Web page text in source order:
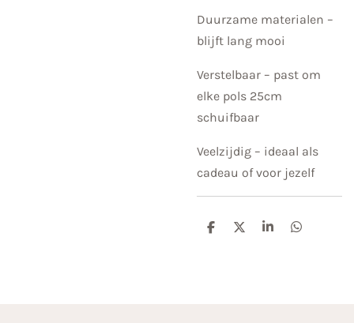
Duurzame materialen –
blijft lang mooi
Verstelbaar – past om
elke pols 25cm
schuifbaar
Veelzijdig – ideaal als
cadeau of voor jezelf
D
D
S
D